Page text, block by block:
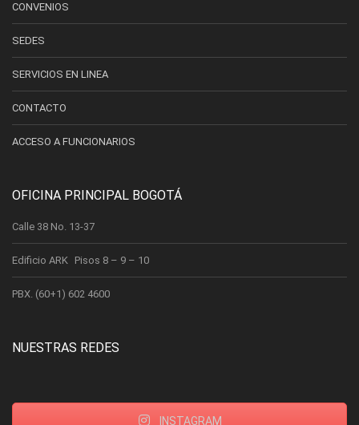
CONVENIOS
SEDES
SERVICIOS EN LINEA
CONTACTO
ACCESO A FUNCIONARIOS
OFICINA PRINCIPAL BOGOTÁ
Calle 38 No. 13-37
Edificio ARK Pisos 8 – 9 – 10
PBX. (60+1) 602 4600
NUESTRAS REDES
INSTAGRAM